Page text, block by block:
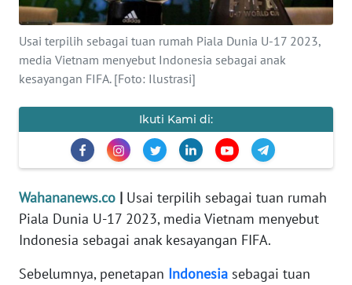
Usai terpilih sebagai tuan rumah Piala Dunia U-17 2023,
media Vietnam menyebut Indonesia sebagai anak
kesayangan FIFA. [Foto: Ilustrasi]
Ikuti Kami di:
Wahananews.co | Usai terpilih sebagai tuan rumah
Piala Dunia U-17 2023, media Vietnam menyebut
Indonesia sebagai anak kesayangan FIFA.
Sebelumnya, penetapan Indonesia sebagai tuan
PENDIDIKAN
OLAHRAGA
EDITORIAL
INDEKS